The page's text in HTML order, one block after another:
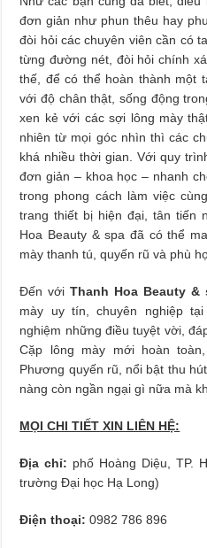
đơn giản như phun thêu hay
đòi hỏi các chuyên viên cần có
từng đường nét, đòi hỏi chính
thế, để có thể hoàn thành một
với độ chân thật, sống động
xen kẻ với các sợi lông mày
nhiên từ mọi góc nhìn thì các
khá nhiều thời gian. Với quy
đơn giản – khoa học – nhanh
trong phong cách làm việc
trang thiết bị hiện đại, tân tiến
Hoa Beauty & spa đã có thể
mày thanh tú, quyến rũ và phù
Đến vớiThanh Hoa Beauty &
mày uy tín, chuyên nghiệp
nghiệm những điều tuyệt vời,
Cặp lông mày mới hoàn
Phương quyến rũ, nổi bật thu
nàng còn ngần ngại gì nữa mà
MỌI CHI TIẾT XIN LIÊN HỆ:
Địa chỉ: phố Hoàng Diệu, TP.
trường Đại học Hạ Long)
Điện thoại: 0982 786 896